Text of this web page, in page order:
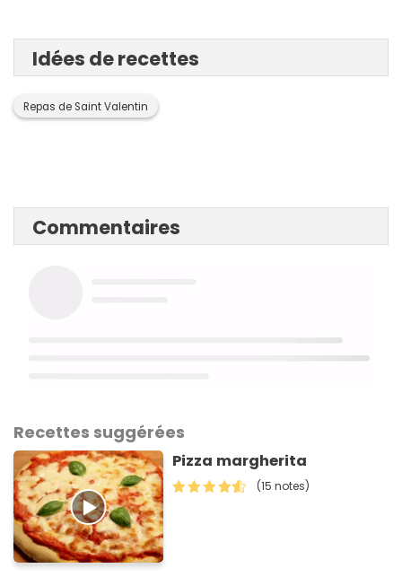
Idées de recettes
Repas de Saint Valentin
Commentaires
Recettes suggérées
Pizza margherita
(15 notes)